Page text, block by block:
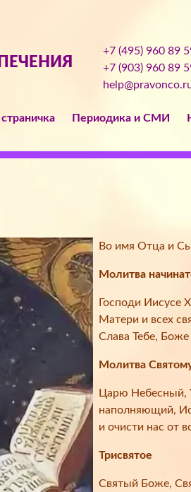
+7 (495) 960 89
+7 (903) 960 89
Периодика и СМИ
Во имя Отца и
Молитва
Господи Иисусе
Матери и всех
Слава Тебе, Боже
Молитва
Царю Небесный,
наполняющий,
и очисти нас от
Трисвятое
Святый Боже,